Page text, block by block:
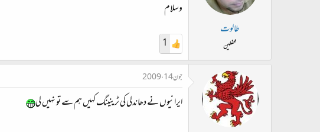
طالوت
محفلین
وسلام
1
جون 14، 2009
ایرانیوں نے دھاندلی کی ٹرینینگ کہیں ہم سے تو نہیں لی